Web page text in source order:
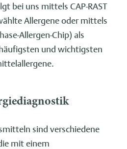
bei uns mittels CAP-RAST
Allergene oder mittels
Allergen-Chip) als
und wichtigsten
sind verschiedene
mit einem